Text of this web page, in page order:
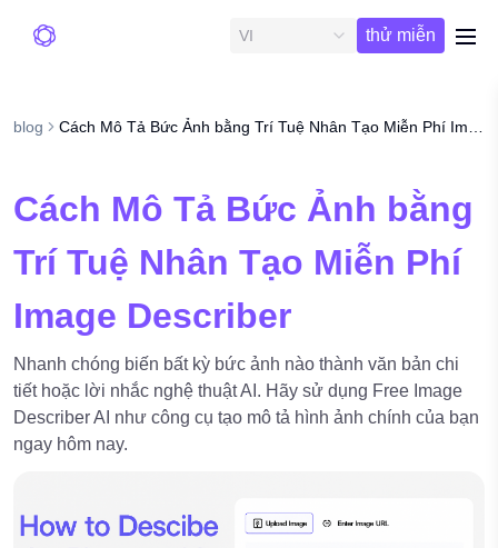
VI
thử miễn
blog
Cách Mô Tả Bức Ảnh bằng
Trí Tuệ Nhân Tạo Miễn Phí
Image Describer
Nhanh chóng biến bất kỳ bức ảnh nào thành văn bản chi
tiết hoặc lời nhắc nghệ thuật AI. Hãy sử dụng Free Image
Describer AI như công cụ tạo mô tả hình ảnh chính của bạn
ngay hôm nay.